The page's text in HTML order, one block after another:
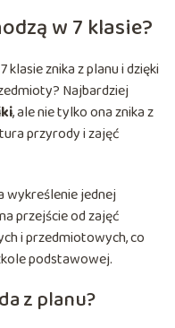
w 7 klasie?
znika z planu i dzięki
Najbardziej
, ale nie tylko ona znika z
przyrody i zajęć
wykreślenie jednej
przejście od zajęć
i przedmiotowych, co
podstawowej.
z planu?